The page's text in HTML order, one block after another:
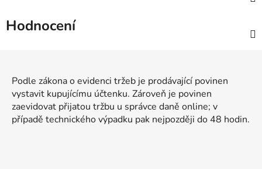
Hodnocení
Podle zákona o evidenci tržeb je prodávající povinen
vystavit kupujícímu účtenku. Zároveň je povinen
zaevidovat přijatou tržbu u správce daně online; v
případě technického výpadku pak nejpozději do 48 hodin.